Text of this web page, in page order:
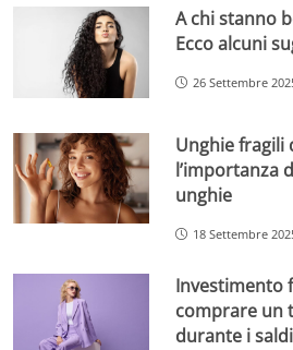
A chi stanno
Ecco alcuni
26 Settembre
Unghie fragili
l’importanza
unghie
18 Settembre
Investimento
comprare un
durante i